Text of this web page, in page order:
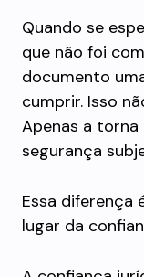
Quando se
que não foi
documento
cumprir. Isso
Apenas a
segurança
Essa diferença
lugar da